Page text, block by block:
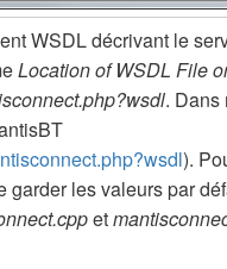
WSDL décrivant le
Location of WSDL File
. Dans
).
les valeurs par
et